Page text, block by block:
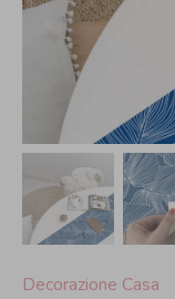
Decorazione Casa